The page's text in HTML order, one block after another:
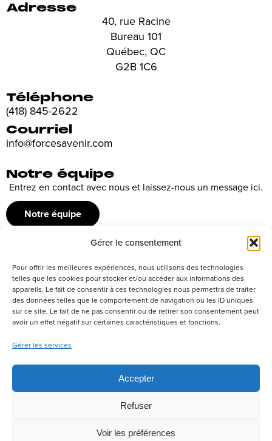
Gérer le consentement
Pour offrir les meilleures expériences, nous utilisons des technologies
telles que les cookies pour stocker et/ou accéder aux informations des
appareils. Le fait de consentir à ces technologies nous permettra de traiter
des données telles que le comportement de navigation ou les ID uniques
sur ce site. Le fait de ne pas consentir ou de retirer son consentement peut
avoir un effet négatif sur certaines caractéristiques et fonctions.
Gérer les services
Accepter
Refuser
Voir les préférences
Adresse
40, rue Racine
Bureau 101
Québec, QC
G2B 1C6
Téléphone
(418) 845-2622
Courriel
info@forcesavenir.com
Notre équipe
Entrez en contact avec nous et laissez-nous un message ici.
Notre équipe
Recrutement
Découvrez nos offres d’emploi ou envoyez votre candidature
spontanée
Postuler